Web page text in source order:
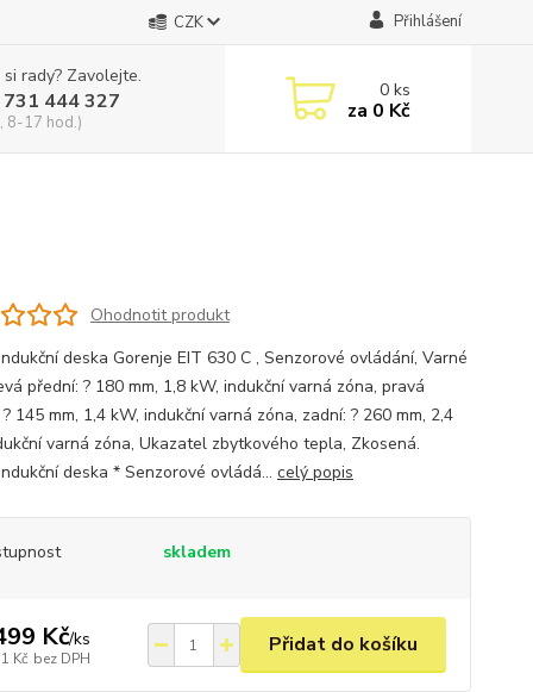
CZK Přihlášení
rady? Zavolejte.
444 327
8-17 hod.)
0ks
za 0 Kč
Ohodnotit produkt
deska Gorenje EIT 630 C , Senzorové ovládání, Varné
přední: ? 180 mm, 1,8 kW, indukční varná zóna, pravá
145 mm, 1,4 kW, indukční varná zóna, zadní: ? 260 mm, 2,4
varná zóna, Ukazatel zbytkového tepla, Zkosená.
deska * Senzorové ovládá... celý popis
skladem
Kč/ks
Kč bez DPH
Přidat do košíku